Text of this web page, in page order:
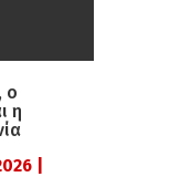
ο
η
|